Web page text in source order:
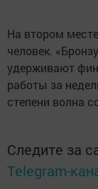
На втором
человек.
удерживают
работы за
степени волна
Следите за
Telegram-